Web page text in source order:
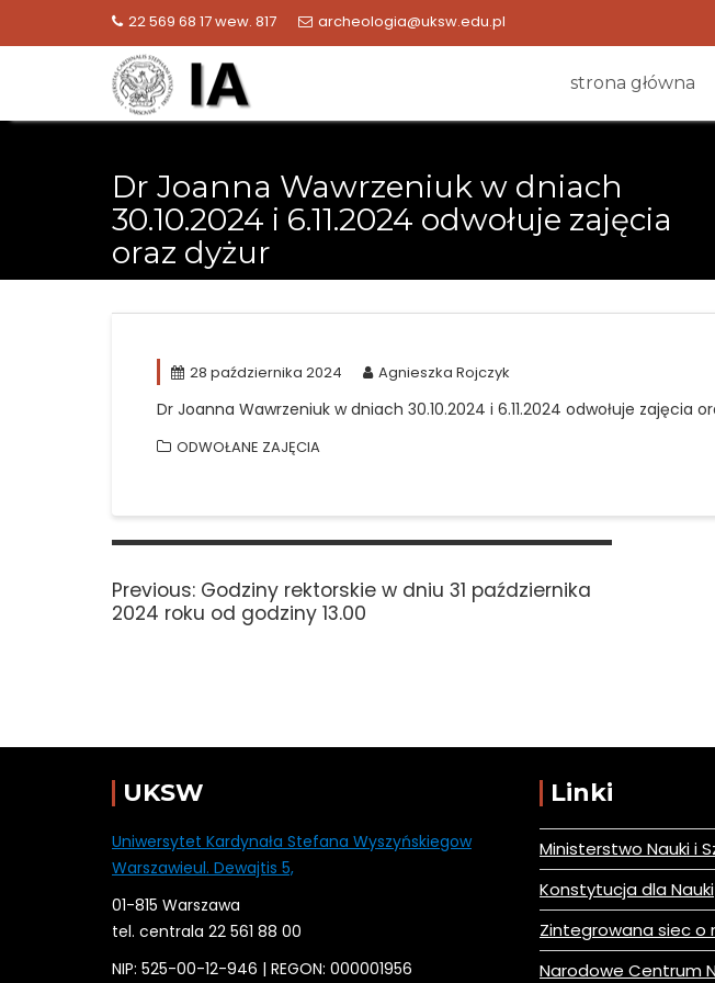
22 569 68 17 wew. 817 archeologia@uksw.edu.pl
strona główna
Dr Joanna Wawrzeniuk w dniach
30.10.2024 i 6.11.2024 odwołuje zajęcia
oraz dyżur
28 października 2024 Agnieszka Rojczyk
Dr Joanna Wawrzeniuk w dniach 30.10.2024 i 6.11.2024 odwołuje zajęcia
ODWOŁANE ZAJĘCIA
Nawigacja
Previous: Previous
post:
Godziny rektorskie w dniu 31 października
2024 roku od godziny 13.00
UKSW
Uniwersytet Kardynała Stefana Wyszyńskiegow
Warszawieul. Dewajtis 5,
01-815 Warszawa
tel. centrala 22 561 88 00
NIP: 525-00-12-946 | REGON: 000001956
Linki
Ministerstwo Nauki i
Konstytucja dla Nauki
Zintegrowana siec o
Narodowe Centrum